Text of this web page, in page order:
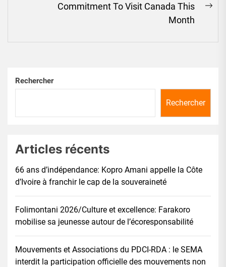
Commitment To Visit Canada This
Month
Rechercher
Rechercher
Articles récents
66 ans d’indépendance: Kopro Amani appelle la Côte
d’Ivoire à franchir le cap de la souveraineté
Folimontani 2026/Culture et excellence: Farakoro
mobilise sa jeunesse autour de l’écoresponsabilité
Mouvements et Associations du PDCI-RDA : le SEMA
interdit la participation officielle des mouvements non